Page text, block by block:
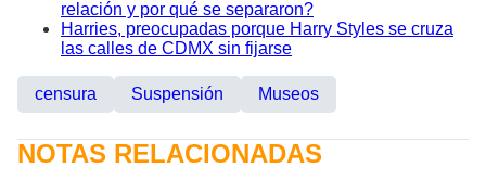
relación y por qué se separaron?
Harries, preocupadas porque Harry Styles se cruza
las calles de CDMX sin fijarse
censura Suspensión Museos
NOTAS RELACIONADAS